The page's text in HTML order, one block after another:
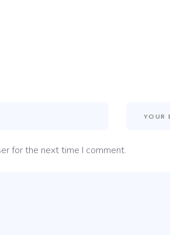
for the next time I comment.